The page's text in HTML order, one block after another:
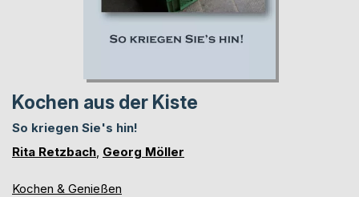
Kochen aus der Kiste
So kriegen Sie's hin!
Rita Retzbach Georg Möller
Kochen & Genießen